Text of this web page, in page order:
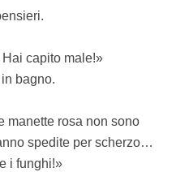
capito male!»
bagno.
manette rosa non sono
spedite per scherzo…
i funghi!»